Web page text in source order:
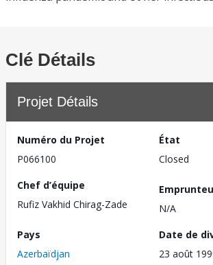
Clé Détails
Projet Détails
Numéro du Projet
P066100
État
Closed
Chef d’équipe
Rufiz Vakhid Chirag-Zade
N/A
Pays
Azerbaïdjan
Date de
23 août